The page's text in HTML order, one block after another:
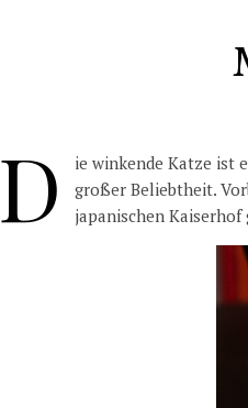
D
ie winkende Katze ist
großer Beliebtheit.
japanischen